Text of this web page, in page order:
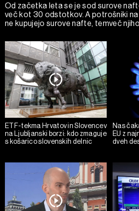
Od začetka leta se je sod surove
več kot 30 odstotkov. A potrošniki
ne kupujejo surove nafte, temveč
ETF-tekma Hrvatov in Slovencev
na Ljubljanski borzi: kdo zmaguje
s košarico slovenskih delnic
Nas
EU z
dveh